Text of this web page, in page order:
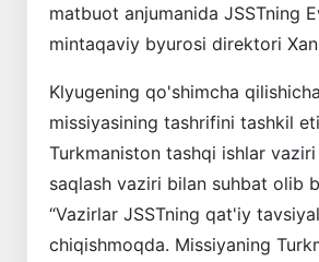
matbuot anjumanida JSSTning
mintaqaviy byurosi direktori
Klyugening qo'shimcha
missiyasining tashrifini tashkil
Turkmaniston tashqi ishlar
saqlash vaziri bilan suhbat olib
“Vazirlar JSSTning qat'iy
chiqishmoqda. Missiyaning